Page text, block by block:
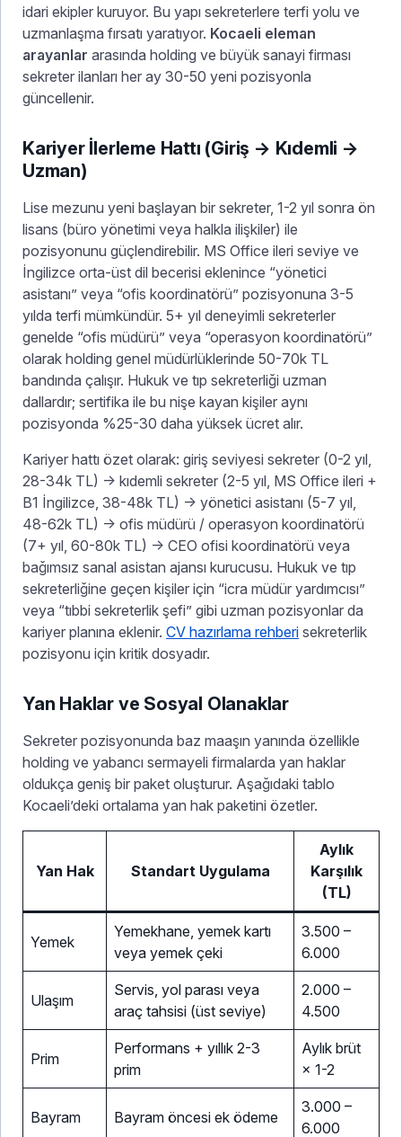
idari ekipler kuruyor. Bu yapı sekreterlere terfi yolu ve
uzmanlaşma fırsatı yaratıyor. Kocaeli eleman
arayanlar arasında holding ve büyük sanayi firması
sekreter ilanları her ay 30-50 yeni pozisyonla
güncellenir.
Kariyer İlerleme Hattı (Giriş → Kıdemli →
Uzman)
Lise mezunu yeni başlayan bir sekreter, 1-2 yıl sonra ön
lisans (büro yönetimi veya halkla ilişkiler) ile
pozisyonunu güçlendirebilir. MS Office ileri seviye ve
İngilizce orta-üst dil becerisi eklenince “yönetici
asistanı” veya “ofis koordinatörü” pozisyonuna 3-5
yılda terfi mümkündür. 5+ yıl deneyimli sekreterler
genelde “ofis müdürü” veya “operasyon koordinatörü”
olarak holding genel müdürlüklerinde 50-70k TL
bandında çalışır. Hukuk ve tıp sekreterliği uzman
dallardır; sertifika ile bu nişe kayan kişiler aynı
pozisyonda %25-30 daha yüksek ücret alır.
Kariyer hattı özet olarak: giriş seviyesi sekreter (0-2 yıl,
28-34k TL) → kıdemli sekreter (2-5 yıl, MS Office ileri +
B1 İngilizce, 38-48k TL) → yönetici asistanı (5-7 yıl,
48-62k TL) → ofis müdürü / operasyon koordinatörü
(7+ yıl, 60-80k TL) → CEO ofisi koordinatörü veya
bağımsız sanal asistan ajansı kurucusu. Hukuk ve tıp
sekreterliğine geçen kişiler için “icra müdür yardımcısı”
veya “tıbbi sekreterlik şefi” gibi uzman pozisyonlar da
kariyer planına eklenir. CV hazırlama rehberi sekreterlik
pozisyonu için kritik dosyadır.
Yan Haklar ve Sosyal Olanaklar
Sekreter pozisyonunda baz maaşın yanında özellikle
holding ve yabancı sermayeli firmalarda yan haklar
oldukça geniş bir paket oluşturur. Aşağıdaki tablo
Kocaeli’deki ortalama yan hak paketini özetler.
Yan Hak Standart Uygulama
Aylık
Karşılık
(TL)
Yemek
Yemekhane, yemek kartı
veya yemek çeki
3.500 –
6.000
Ulaşım
Servis, yol parası veya
araç tahsisi (üst seviye)
2.000 –
4.500
Prim
Performans + yıllık 2-3
prim
Aylık brüt
× 1-2
Bayram Bayram öncesi ek ödeme
3.000 –
6.000